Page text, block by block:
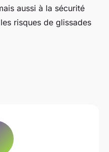
aussi à la sécurité
risques de glissades